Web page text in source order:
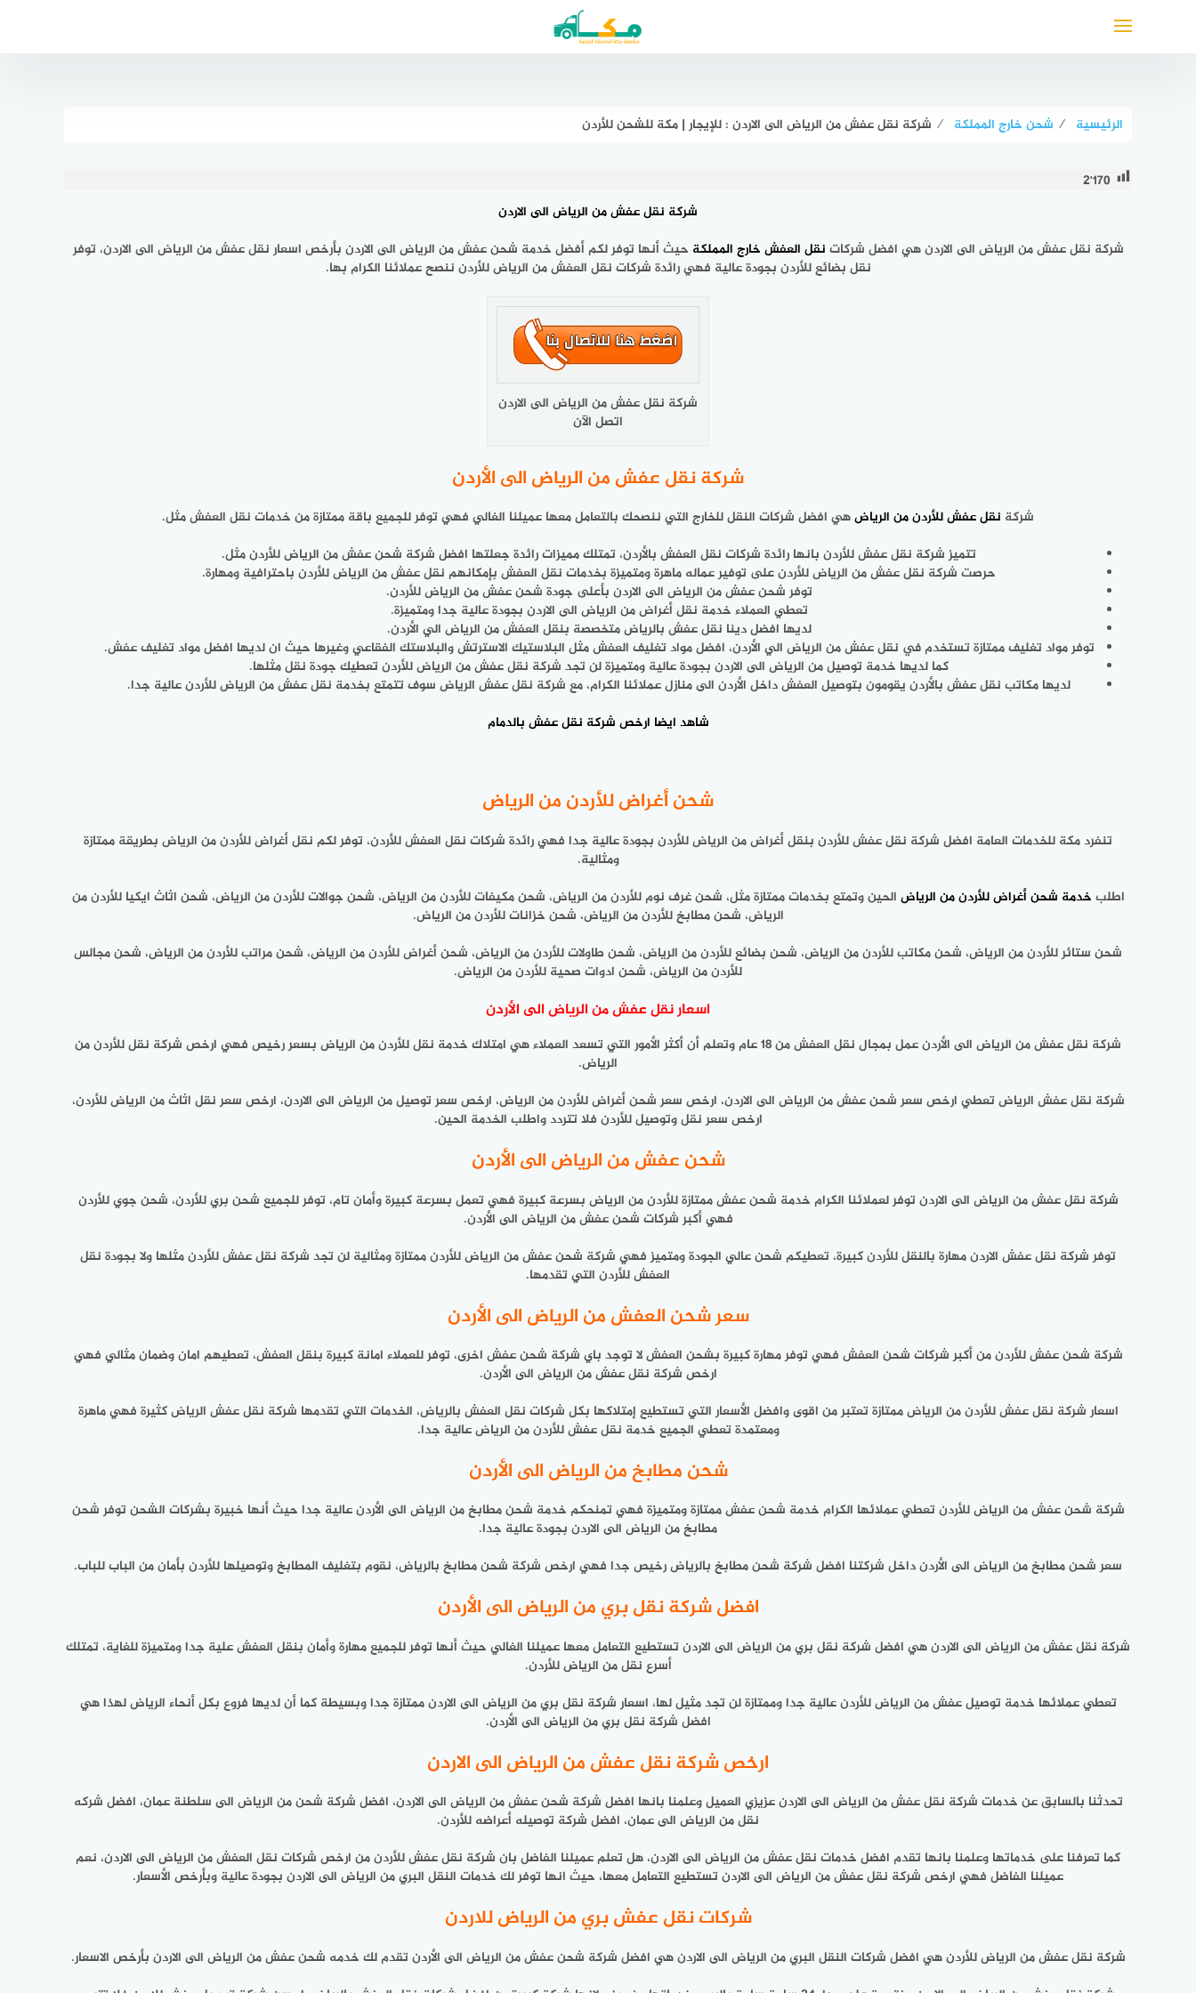
الرئيسية ⁄ شحن خارج المملكة ⁄ شركة نقل عفش من الرياض الى الاردن : للإيجار | مكة للشحن للأردن
2٬170
شركة نقل عفش من الرياض الى الاردن
شركة نقل عفش من الرياض الى الاردن هي افضل شركات نقل العفش خارج المملكة حيث أنها توفر لكم أفضل خدمة شحن عفش من الرياض الى الاردن بأرخص اسعار نقل عفش من الرياض الى الاردن، توفر
نقل بضائع للأردن بجودة عالية فهي رائدة شركات نقل العفش من الرياض للأردن ننصح عملائنا الكرام بها.
شركة نقل عفش من الرياض الى الاردن
اتصل الآن
شركة نقل عفش من الرياض الى الأردن
شركة نقل عفش للأردن من الرياضهي افضل شركات النقل للخارج التي ننصحك بالتعامل معها عميلنا الغالي فهي توفر للجميع باقة ممتازة من خدمات نقل العفش مثل.
تتميز شركة نقل عفش للأردن بانها رائدة شركات نقل العفش بالأردن، تمتلك مميزات رائدة جعلتها افضل شركة شحن عفش من الرياض للأردن مثل.
حرصت شركة نقل عفش من الرياض للأردن على توفير عماله ماهرة ومتميزة بخدمات نقل العفش بإمكانهم نقل عفش من الرياض للأردن باحترافية ومهارة.
توفر شحن عفش من الرياض الى الاردن بأعلى جودة شحن عفش من الرياض للأردن.
تعطي العملاء خدمة نقل أغراض من الرياض الى الاردن بجودة عالية جدا ومتميزة.
لديها افضل دينا نقل عفش بالرياض متخصصة بنقل العفش من الرياض الي الأردن.
توفر مواد تغليف ممتازة تستخدم في نقل عفش من الرياض الي الأردن، افضل مواد تغليف العفش مثل البلاستيك الاسترتش والبلاستك الفقاعي وغيرها حيث ان لديها افضل مواد تغليف عفش.
كما لديها خدمة توصيل من الرياض الى الاردن بجودة عالية ومتميزة لن تجد شركة نقل عفش من الرياض للأردن تعطيك جودة نقل مثلها.
لديها مكاتب نقل عفش بالأردن يقومون بتوصيل العفش داخل الأردن الى منازل عملائنا الكرام، مع شركة نقل عفش الرياض سوف تتمتع بخدمة نقل عفش من الرياض للأردن عالية جدا.
شاهد ايضا ارخص شركة نقل عفش بالدمام
شحن أغراض للأردن من الرياض
تنفرد مكة للخدمات العامة افضل شركة نقل عفش للأردن بنقل أغراض من الرياض للأردن بجودة عالية جدا فهي رائدة شركات نقل العفش للأردن، توفر لكم نقل أغراض للأردن من الرياض بطريقة ممتازة
ومثالية.
اطلب خدمة شحن أغراض للأردن من الرياض الحين وتمتع بخدمات ممتازة مثل، شحن غرف نوم للأردن من الرياض، شحن مكيفات للأردن من الرياض، شحن جوالات للأردن من الرياض، شحن اثاث ايكيا للأردن من
الرياض، شحن مطابخ للأردن من الرياض، شحن خزانات للأردن من الرياض.
شحن ستائر للأردن من الرياض، شحن مكاتب للأردن من الرياض، شحن بضائع للأردن من الرياض، شحن طاولات للأردن من الرياض، شحن أغراض للأردن من الرياض، شحن مراتب للأردن من الرياض، شحن مجالس
للأردن من الرياض، شحن ادوات صحية للأردن من الرياض.
اسعار نقل عفش من الرياض الى الأردن
شركة نقل عفش من الرياض الى الأردن عمل بمجال نقل العفش من 18 عام وتعلم أن أكثر الأمور التي تسعد العملاء هي امتلاك خدمة نقل للأردن من الرياض بسعر رخيص فهي ارخص شركة نقل للأردن من
الرياض.
شركة نقل عفش الرياض تعطي ارخص سعر شحن عفش من الرياض الى الاردن، ارخص سعر شحن أغراض للأردن من الرياض، ارخص سعر توصيل من الرياض الى الاردن، ارخص سعر نقل اثاث من الرياض للأردن،
ارخص سعر نقل وتوصيل للأردن فلا تتردد واطلب الخدمة الحين.
شحن عفش من الرياض الى الأردن
شركة نقل عفش من الرياض الى الاردنتوفر لعملائنا الكرام خدمة شحن عفش ممتازة للأردن من الرياض بسرعة كبيرة فهي تعمل بسرعة كبيرة وأمان تام، توفر للجميع شحن بري للأردن، شحن جوي للأردن
فهي أكبر شركات شحن عفش من الرياض الى الأردن.
توفر شركة نقل عفش الاردن مهارة بالنقل للأردن كبيرة، تعطيكم شحن عالي الجودة ومتميز فهي شركة شحن عفش من الرياض للأردن ممتازة ومثالية لن تجد شركة نقل عفش للأردن مثلها ولا بجودة نقل
العفش للأردن التي تقدمها.
سعر شحن العفش من الرياض الى الأردن
شركة شحن عفش للأردن من أكبر شركات شحن العفش فهي توفر مهارة كبيرة بشحن العفش لا توجد باي شركة شحن عفش اخرى، توفر للعملاء امانة كبيرة بنقل العفش، تعطيهم امان وضمان مثالي فهي
ارخص شركة نقل عفش من الرياض الى الأردن.
اسعار شركة نقل عفش للأردن من الرياض ممتازة تعتبر من اقوى وافضل الأسعار التي تستطيع إمتلاكها بكل شركات نقل العفش بالرياض، الخدمات التي تقدمها شركة نقل عفش الرياض كثيرة فهي ماهرة
ومعتمدة تعطي الجميع خدمة نقل عفش للأردن من الرياض عالية جدا.
شحن مطابخ من الرياض الى الأردن
شركة شحن عفش من الرياض للأردن تعطي عملائها الكرام خدمة شحن عفش ممتازة ومتميزة فهي تمنحكم خدمة شحن مطابخ من الرياض الى الأردن عالية جدا حيث أنها خبيرة بشركات الشحن توفر شحن
مطابخ من الرياض الى الاردن بجودة عالية جدا.
سعر شحن مطابخ من الرياض الى الأردن داخل شركتنا افضل شركة شحن مطابخ بالرياض رخيص جدا فهي ارخص شركة شحن مطابخ بالرياض، نقوم بتغليف المطابخ وتوصيلها للأردن بأمان من الباب للباب.
افضل شركة نقل بري من الرياض الى الأردن
شركة نقل عفش من الرياض الى الاردنهي افضل شركة نقل بري من الرياض الى الاردن تستطيع التعامل معها عميلنا الغالي حيث أنها توفر للجميع مهارة وأمان بنقل العفش علية جدا ومتميزة للغاية، تمتلك
أسرع نقل من الرياض للأردن.
تعطي عملائها خدمة توصيل عفش من الرياض للأردن عالية جدا وممتازة لن تجد مثيل لها، اسعار شركة نقل بري من الرياض الى الاردن ممتازة جدا وبسيطة كما أن لديها فروع بكل أنحاء الرياض لهذا هي
افضل شركة نقل بري من الرياض الى الأردن.
ارخص شركة نقل عفش من الرياض الى الاردن
تحدثنا بالسابق عن خدمات شركة نقل عفش من الرياض الى الاردنعزيزي العميل وعلمنا بانها افضل شركة شحن عفش من الرياض الى الاردن، افضل شركة شحن من الرياض الى سلطنة عمان، افضل شركه
نقل من الرياض الى عمان، افضل شركة توصيله أعراضه للأردن.
كما تعرفنا على خدماتها وعلمنا بانها تقدم افضل خدمات نقل عفش من الرياض الى الاردن، هل تعلم عميلنا الفاضل بان شركة نقل عفش للأردن من ارخص شركات نقل العفش من الرياض الى الاردن، نعم
عميلنا الفاضل فهي ارخص شركة نقل عفش من الرياض الى الاردن تستطيع التعامل معها، حيث انها توفر لك خدمات النقل البري من الرياض الى الاردن بجودة عالية وبأرخص الأسعار.
شركات نقل عفش بري من الرياض للاردن
شركة نقل عفش من الرياض للأردن هي افضل شركات النقل البري من الرياض الى الاردن هي افضل شركة شحن عفش من الرياض الى الأردن تقدم لك خدمه شحن عفش من الرياض الى الاردن بأرخص الاسعار.